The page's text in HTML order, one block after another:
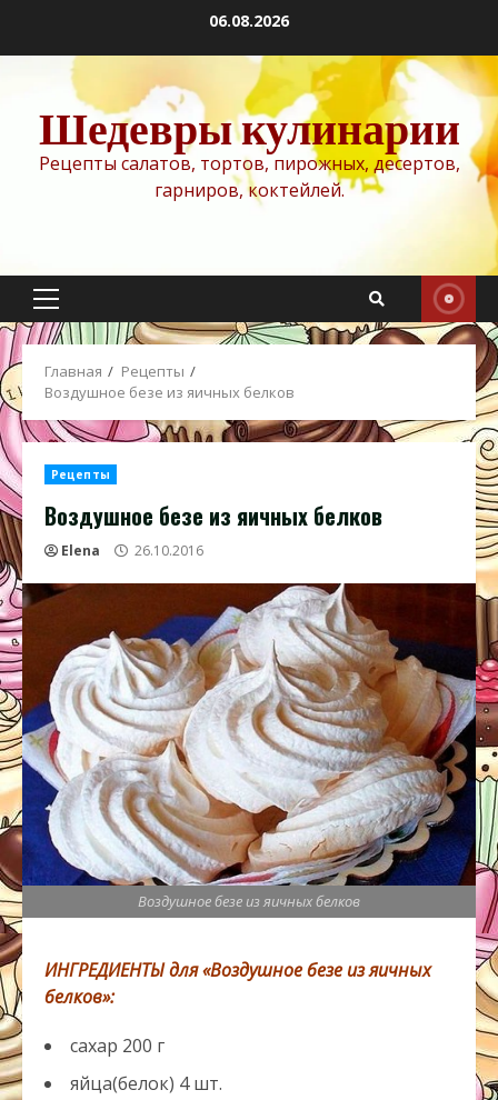
содержимому
06.08.2026
Шедевры кулинарии
Рецепты салатов, тортов, пирожных, десертов,
гарниров, коктейлей.
Основное
меню
Главная
Рецепты
Воздушное безе из яичных белков
Рецепты
Воздушное безе из яичных белков
Elena 26.10.2016
Воздушное безе из яичных белков
ИНГРЕДИЕНТЫ для «Воздушное безе из яичных
белков»:
сахар 200 г
яйца(белок) 4 шт.